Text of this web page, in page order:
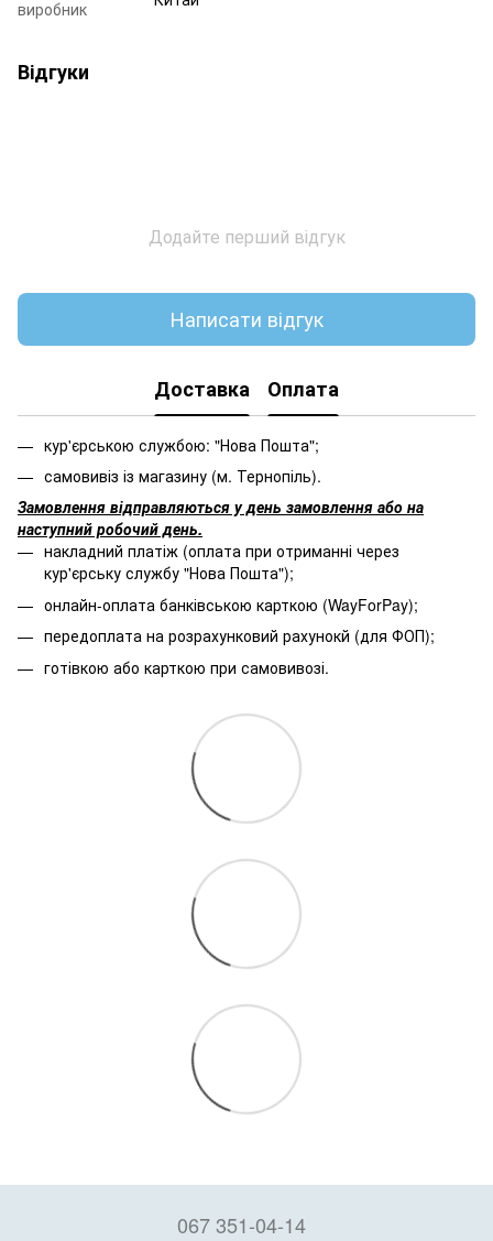
виробник
Відгуки
Додайте перший відгук
Написати відгук
Доставка Оплата
кур'єрською службою: "Нова Пошта";
самовивіз із магазину (м. Тернопіль).
Замовлення відправляються у день замовлення або на
наступний робочий день.
накладний платіж (оплата при отриманні через
кур'єрську службу "Нова Пошта");
онлайн-оплата банківською карткою (WayForPay);
передоплата на розрахунковий рахунокй (для ФОП);
готівкою або карткою при самовивозі.
067 351-04-14